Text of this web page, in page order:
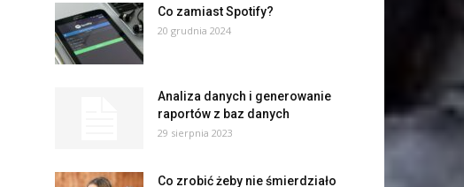
Co zamiast Spotify?
20 grudnia 2024
Analiza danych i generowanie
raportów z baz danych
29 sierpnia 2023
Co zrobić żeby nie śmierdziało